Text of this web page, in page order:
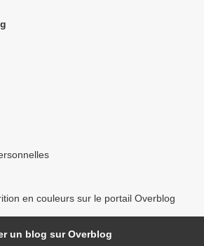
en couleurs sur le portail Overblog
un blog sur Overblog